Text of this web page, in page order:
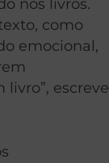
nos livros.
como
emocional,
escreve